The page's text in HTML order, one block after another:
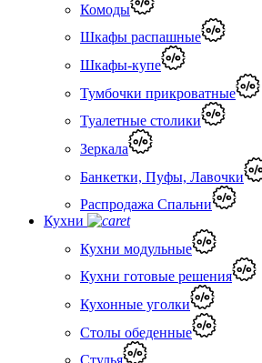
Комоды
Шкафы распашные
Шкафы-купе
Тумбочки прикроватные
Туалетные столики
Зеркала
Банкетки, Пуфы, Лавочки
Распродажа Спальни
Кухни
Кухни модульные
Кухни готовые решения
Кухонные уголки
Столы обеденные